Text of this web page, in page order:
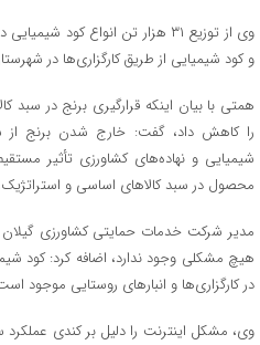
وی از توزیع ۳۱ هزار تن انواع کود
و کود شیمیایی از طریق کارگزاری‌ها در
همتی با بیان اینکه قرارگیری برنج در سبد
را کاهش داد، گفت: خارج شدن برنج از
شیمیایی و نهاده‌های کشاورزی تأثیر
محصول در سبد کالاهای اساسی و
مدیر شرکت خدمات حمایتی کشاورزی گیلان
هیچ مشکلی وجود ندارد، اضافه کرد: کود
در کارگزاری‌ها و انبارهای روستایی
وی، مشکل اینترنت را دلیل بر کندی